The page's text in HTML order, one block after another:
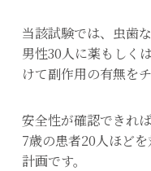
当該試験では、虫歯
男性30人に薬もしく
けて副作用の有無を
安全性が確認できれ
7歳の患者20人ほど
計画です。